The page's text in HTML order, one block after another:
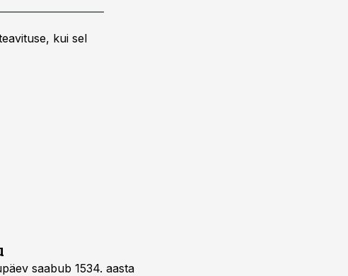
kui sel
saabub 1534. aasta